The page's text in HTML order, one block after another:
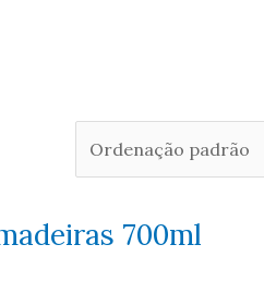
700ml